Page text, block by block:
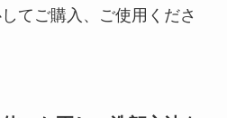
てご購入、ご使用くださ